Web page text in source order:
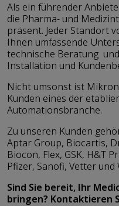
Als ein führender
die Pharma- und
präsent. Jeder Standort
Ihnen umfassende
technische Beratung
Installation und
Nicht umsonst ist
Kunden eines der
Automationsbranche.
Zu unseren Kunden
Aptar Group, Biocartis,
Biocon, Flex, GSK, H&T
Pfizer, Sanofi, Vetter und
Sind Sie bereit, Ihr
bringen? Kontaktieren